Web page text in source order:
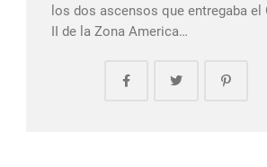
los dos ascensos que entregaba el
II de la Zona America…